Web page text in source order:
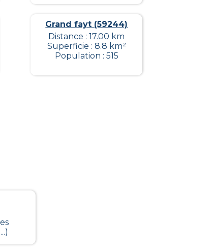
Grand fayt (59244)
Distance : 17.00 km
Superficie : 8.8 km²
Population : 515